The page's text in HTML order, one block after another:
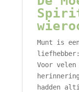
Munt is
Voor velen
hadden